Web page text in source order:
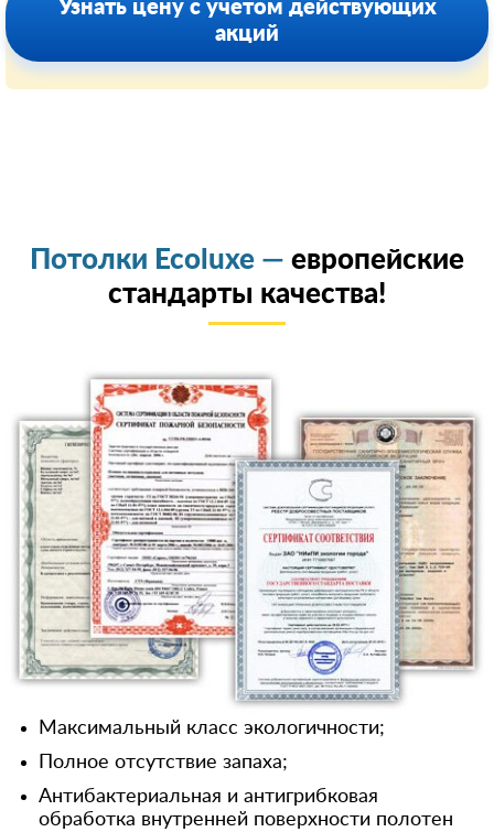
Узнать цену с учетом действующих
акций
Потолки Ecoluxe — европейские
стандарты качества!
Максимальный класс экологичности;
Полное отсутствие запаха;
Антибактериальная и антигрибковая
обработка внутренней поверхности полотен